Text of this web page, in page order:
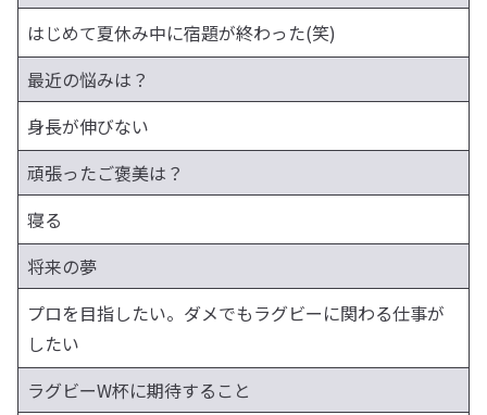
はじめて夏休み中に宿題が終わった(笑)
最近の悩みは？
身長が伸びない
頑張ったご褒美は？
寝る
将来の夢
プロを目指したい。ダメでもラグビーに関わる仕事が
したい
ラグビーW杯に期待すること